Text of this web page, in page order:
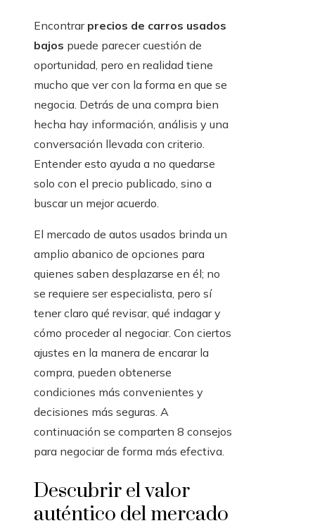
Encontrar precios de carros usados
bajos puede parecer cuestión de
oportunidad, pero en realidad tiene
mucho que ver con la forma en que se
negocia. Detrás de una compra bien
hecha hay información, análisis y una
conversación llevada con criterio.
Entender esto ayuda a no quedarse
solo con el precio publicado, sino a
buscar un mejor acuerdo.
El mercado de autos usados brinda un
amplio abanico de opciones para
quienes saben desplazarse en él; no
se requiere ser especialista, pero sí
tener claro qué revisar, qué indagar y
cómo proceder al negociar. Con ciertos
ajustes en la manera de encarar la
compra, pueden obtenerse
condiciones más convenientes y
decisiones más seguras. A
continuación se comparten 8 consejos
para negociar de forma más efectiva.
Descubrir el valor
auténtico del mercado